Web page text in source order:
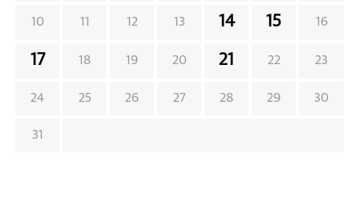
10 11 12 13 14 15 16
17 18 19 20 21 22 23
24 25 26 27 28 29 30
31